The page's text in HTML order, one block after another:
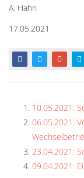
A. Hahn
17.05.2021
10.05.2021:
06.05.2021:
23.04.2021:
09.04.2021: